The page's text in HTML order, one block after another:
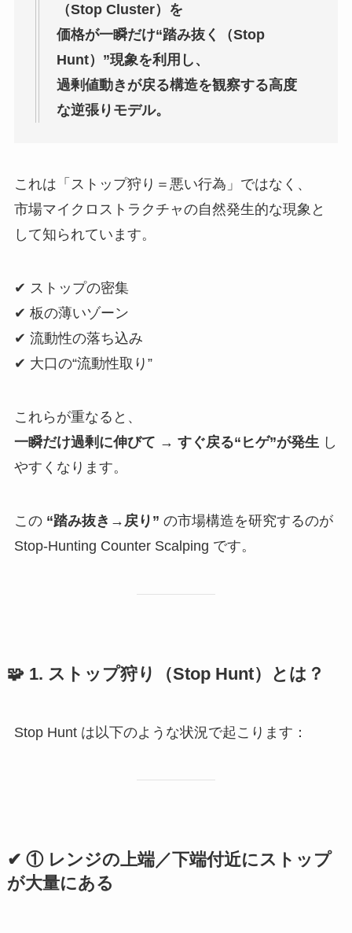
（Stop Cluster）を
価格が一瞬だけ“踏み抜く（Stop
Hunt）”現象を利用し、
過剰値動きが戻る構造を観察する高度
な逆張りモデル。
これは「ストップ狩り＝悪い行為」ではなく、
市場マイクロストラクチャの自然発生的な現象と
して知られています。
✔ ストップの密集
✔ 板の薄いゾーン
✔ 流動性の落ち込み
✔ 大口の“流動性取り”
これらが重なると、
一瞬だけ過剰に伸びて → すぐ戻る“ヒゲ”が発生 し
やすくなります。
この “踏み抜き→戻り” の市場構造を研究するのが
Stop-Hunting Counter Scalping です。
🧩 1. ストップ狩り（Stop Hunt）とは？
Stop Hunt は以下のような状況で起こります：
✔ ① レンジの上端／下端付近にストップ
が大量にある